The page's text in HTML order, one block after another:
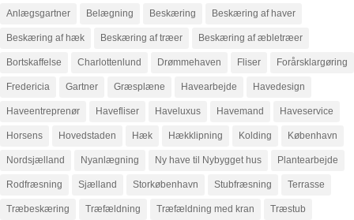
Anlægsgartner Belægning Beskæring Beskæring af haver
Beskæring af hæk Beskæring af træer Beskæring af æbletræer
Bortskaffelse Charlottenlund Drømmehaven Fliser Forårsklargøring
Fredericia Gartner Græsplæne Havearbejde Havedesign
Haveentreprenør Havefliser Haveluxus Havemand Haveservice
Horsens Hovedstaden Hæk Hækklipning Kolding København
Nordsjælland Nyanlægning Ny have til Nybygget hus Plantearbejde
Rodfræsning Sjælland Storkøbenhavn Stubfræsning Terrasse
Træbeskæring Træfældning Træfældning med kran Træstub